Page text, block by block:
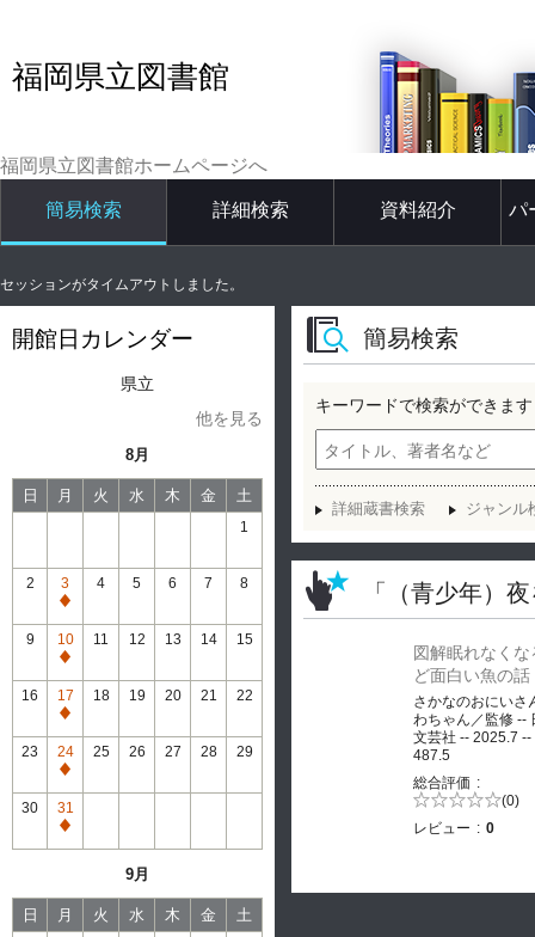
福岡県立図書館
福岡県立図書館ホームページへ
簡易検索 詳細検索 資料紹介 パ
セッションがタイムアウトしました。
開館日カレンダー
県立
他を見る
8月
日 月 火 水 木 金 土
1
2
3
通
常
休
館
4 5 6 7 8
9
10
通
常
休
館
11 12 13 14 15
16
17
通
常
休
館
18 19 20 21 22
23
24
通
常
休
館
25 26 27 28 29
30
31
通
館
9月
日 月 火 水 木 金 土
簡易検索
キーワードで検索ができます
詳細蔵書検索 ジャンル
「（青少年）
図解眠れなくな
ど面白い魚の話
さかなのおにいさ
わちゃん／監修 --
文芸社 -- 2025.7 --
487.5
総合評価
5段階評価の (0)
レビュー
0